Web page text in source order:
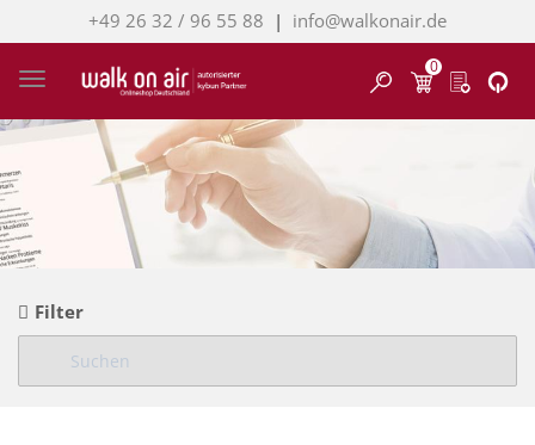
+49 26 32 / 96 55 88 | info@walkonair.de
Toggle navigation Finden
0
Filter